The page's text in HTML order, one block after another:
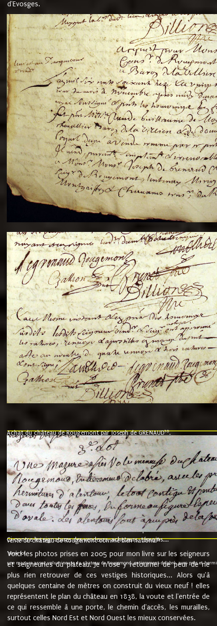
d'Evosges.
Achat du château de Rougemont par Joseph de GRENAUD10.
"l'an mil six cent soixante treze le ving neuvième jour du mois de
nommé fut présent Messire Claude Guillaume de Moyriat chevalier baron
vend, purement simplement et irrevocablement a monseigneur monsieur
et chavannes conseiller du roy au parlement de Bourgogne, present et
que le dit seigneur Baron de la Vellière a sur ses hommes, indivisables et
de la Velliere tout ainsi et comme le dit seigneur Baron et ses
présent......"
suivent les rentes, donation des terriers, etc... au prix de 880 livre louis
Ci contre les signatures des vendeurs, acheteurs, témoins....
vente du château de Rougemont comme bien national9.
"3ème lot
une mazure assez volumineuse du chateau de Rougemond, entierement delabré, avec près et
Voici les photos prises en 2005 pour mon livre sur les seigneurs
et seigneuries du plateau. Je n'ose y retourner de peur de ne
plus rien retrouver de ces vestiges historiques... Alors qu'à
quelques centaine de mètres on construit du vieux neuf ! elles
représentent le plan du château en 1838, la voute et l'entrée de
ce qui ressemble à une porte, le chemin d'accès, les murailles,
surtout celles Nord Est et Nord Ouest les mieux conservées.